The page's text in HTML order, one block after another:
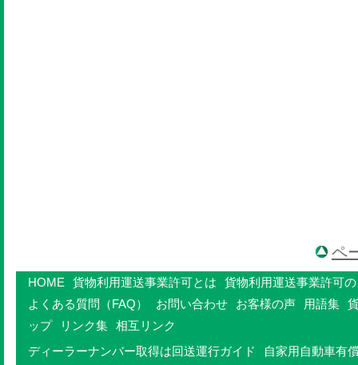
ペ
HOME 貨物利用運送事業許可とは
貨物利用運送事業許可
よくある質問（FAQ）
お問い合わせ お客様の声 用語集
ップ
リンク集 相互リンク
ディーラーナンバー取得は回送運行ガイド
自家用自動車有